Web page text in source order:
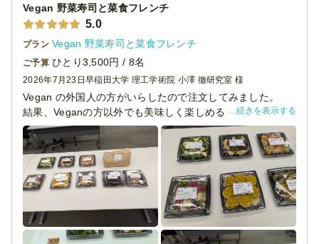
Vegan 野菜寿司と菜食フレンチ
5.0
プラン Vegan 野菜寿司と菜食フレンチ
ご予算 ひとり3,500円 / 8名
2026年7月23日 早稲田大学 理工学術院 小澤 徹研究室 様
Vegan の外国人の方がいらしたので注文してみました。
結果、Veganの方以外でも美味しく楽しめる内容でした。
ご本人にも喜んでいただけて良かったです。
見た目も華やかでとても美味しく、ご参加いただいた方か
らも「どこで頼んだのですか？」と聞かれました。
料理名が書いてある札がとても助かりました。
またお願いしようと思います。
続きを表示する